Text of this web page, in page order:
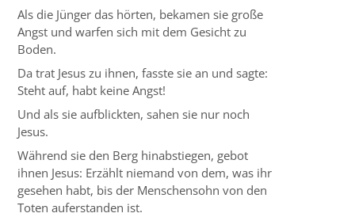
Als die Jünger das hörten, bekamen sie große
Angst und warfen sich mit dem Gesicht zu
Boden.
Da trat Jesus zu ihnen, fasste sie an und sagte:
Steht auf, habt keine Angst!
Und als sie aufblickten, sahen sie nur noch
Jesus.
Während sie den Berg hinabstiegen, gebot
ihnen Jesus: Erzählt niemand von dem, was ihr
gesehen habt, bis der Menschensohn von den
Toten auferstanden ist.